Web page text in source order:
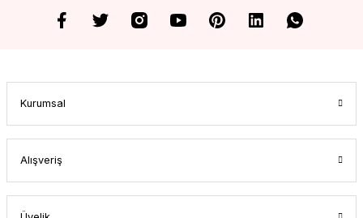
Kurumsal
Alışveriş